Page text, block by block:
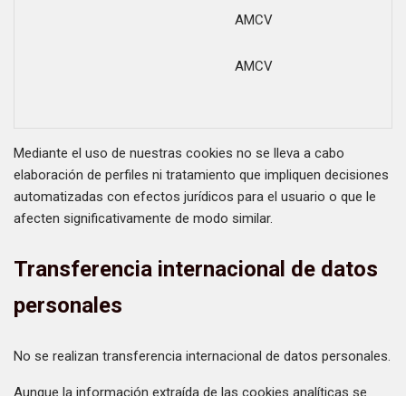
AMCV
AMCV
Mediante el uso de nuestras cookies no se lleva a cabo
elaboración de perfiles ni tratamiento que impliquen decisiones
automatizadas con efectos jurídicos para el usuario o que le
afecten significativamente de modo similar.
Transferencia internacional de datos
personales
No se realizan transferencia internacional de datos personales.
Aunque la información extraída de las cookies analíticas se